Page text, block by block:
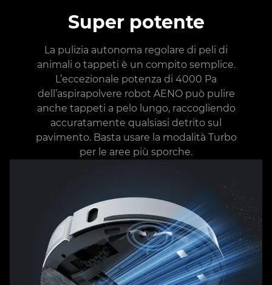
Super potente
La pulizia autonoma regolare di peli di
animali o tappeti è un compito semplice.
L’eccezionale potenza di 4000 Pa
dell’aspirapolvere robot AENO può pulire
anche tappeti a pelo lungo, raccogliendo
accuratamente qualsiasi detrito sul
pavimento. Basta usare la modalità Turbo
per le aree più sporche.